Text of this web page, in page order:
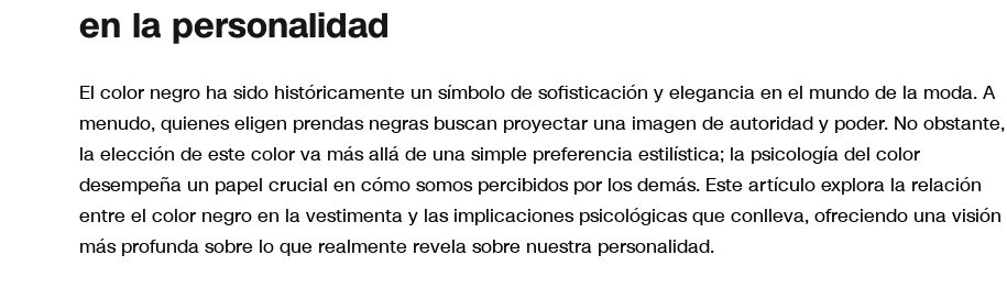
en la personalidad
El color negro ha sido históricamente un símbolo de sofisticación y elegancia en el mundo de la moda. A
menudo, quienes eligen prendas negras buscan proyectar una imagen de autoridad y poder. No obstante,
la elección de este color va más allá de una simple preferencia estilística; la psicología del color
desempeña un papel crucial en cómo somos percibidos por los demás. Este artículo explora la relación
entre el color negro en la vestimenta y las implicaciones psicológicas que conlleva, ofreciendo una visión
más profunda sobre lo que realmente revela sobre nuestra personalidad.